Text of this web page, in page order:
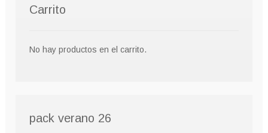
Carrito
No hay productos en el carrito.
pack verano 26